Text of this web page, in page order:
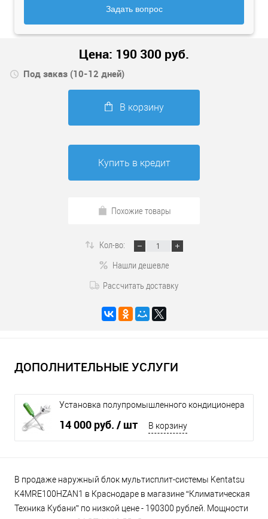
Задать вопрос
Цена: 190 300 руб.
Под заказ (10-12 дней)
В корзину
Купить в кредит
Похожие товары
Кол-во:
Нашли дешевле
Рассчитать доставку
ДОПОЛНИТЕЛЬНЫЕ УСЛУГИ
Установка полупромышленного кондиционера
14 000 руб. / шт В корзину
В продаже наружный блок мультисплит-системы Kentatsu
K4MRE100HZAN1 в Краснодаре в магазине “Климатическая
Техника Кубани” по низкой цене - 190300 рублей. Мощности